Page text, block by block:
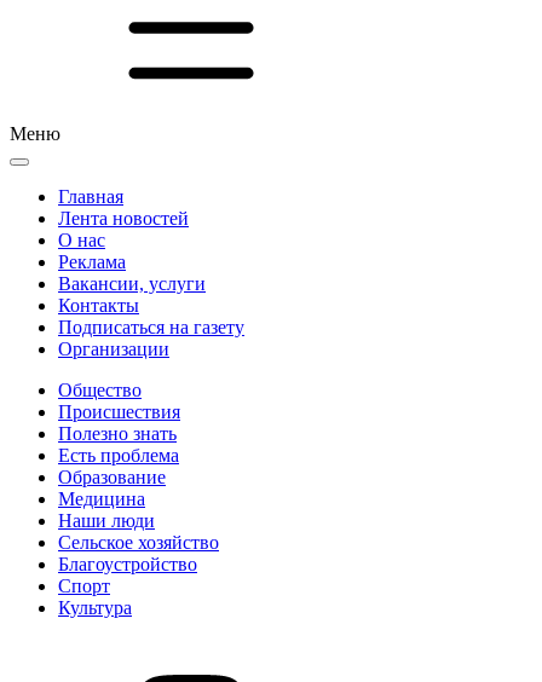
Меню
Главная
Лента новостей
О нас
Реклама
Вакансии, услуги
Контакты
Подписаться на газету
Организации
Общество
Происшествия
Полезно знать
Есть проблема
Образование
Медицина
Наши люди
Сельское хозяйство
Благоустройство
Спорт
Культура